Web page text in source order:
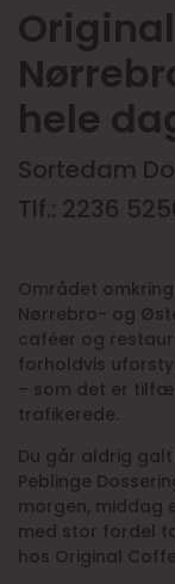
hele
Sortedam
Tlf.: 2236
Området
Nørrebro- og
caféer og
forholdvis
– som det er
trafikerede.
Du går aldrig
Peblinge
morgen, middag
med stor fordel
hos Original